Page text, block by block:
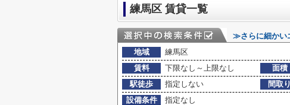
練馬区 賃貸一覧
≫さらに細かい
地域
練馬区
賃料
下限なし～上限なし 面積
駅徒歩
指定しない 間取り
設備条件
指定なし